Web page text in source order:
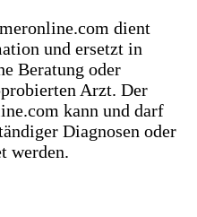
dient
und ersetzt in
Beratung oder
Arzt. Der
kann und darf
Diagnosen oder
werden.